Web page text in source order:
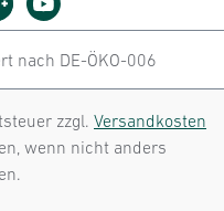
nach DE-ÖKO-006
zzgl. Versandkosten
wenn nicht anders